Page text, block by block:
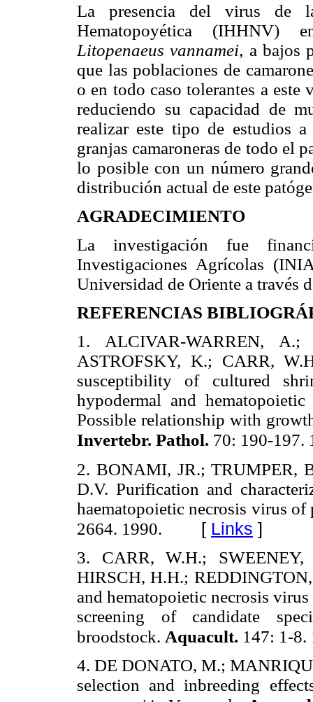
La presencia del virus de
Hematopoyética (IHHNV)
Litopenaeus vannamei, a bajos
que las poblaciones de
o en todo caso tolerantes a
reduciendo su capacidad de
realizar este tipo de estudios a
granjas camaroneras de todo el
lo posible con un número
distribución actual de este
AGRADECIMIENTO
La investigación fue
Investigaciones Agrícolas
Universidad de Oriente a través
REFERENCIAS
1. ALCIVAR-WARREN,
ASTROFSKY, K.; CARR,
susceptibility of cultured
hypodermal and
Possible relationship with
Invertebr. Pathol. 70: 190-197.
2. BONAMI, JR.; TRUMPER,
D.V. Purification and
haematopoietic necrosis virus
2664. 1990. [ Links ]
3. CARR, W.H.;
HIRSCH, H.H.;
and hematopoietic necrosis
screening of candidate
broodstock. Aquacult. 147: 1-8.
4. DE DONATO, M.;
selection and inbreeding